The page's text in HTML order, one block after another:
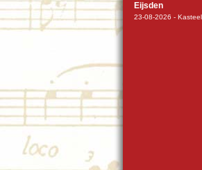
Eijsden
23-08-2026 -